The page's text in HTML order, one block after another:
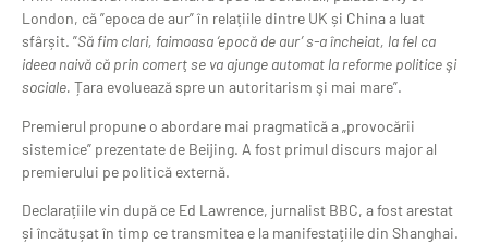
London, că ”epoca de aur” în relațiile dintre UK și China a luat
sfârșit. ”Să fim clari, faimoasa ‘epocă de aur’ s-a încheiat, la fel ca
ideea naivă că prin comerţ se va ajunge automat la reforme politice şi
sociale. Țara evoluează spre un autoritarism şi mai mare”.
Premierul propune o abordare mai pragmatică a „provocării
sistemice” prezentate de Beijing. A fost primul discurs major al
premierului pe politică externă.
Declarațiile vin după ce Ed Lawrence, jurnalist BBC, a fost arestat
și încătușat în timp ce transmitea e la manifestațiile din Shanghai.